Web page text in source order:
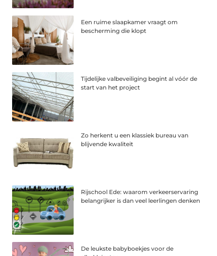
Een ruime slaapkamer vraagt om
bescherming die klopt
Tijdelijke valbeveiliging begint al vóór de
start van het project
Zo herkent u een klassiek bureau van
blijvende kwaliteit
Rijschool Ede: waarom verkeerservaring
belangrijker is dan veel leerlingen denken
De leukste babyboekjes voor de